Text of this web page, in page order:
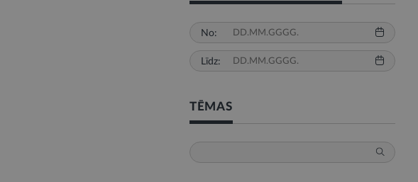
No:
Līdz:
TĒMAS